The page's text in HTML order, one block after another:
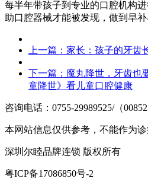
每半年带孩子到专业的口腔机构
助口腔器械才能被发现，做到早
上一篇： 家长：孩子的牙齿
下一篇： 魔丸降世，牙齿也
童降世》看儿童口腔健康
咨询电话：0755-29989525/（
本网站信息仅供参考，不能作为
深圳尔睦品牌连锁 版权所有
粤ICP备17086850号-2